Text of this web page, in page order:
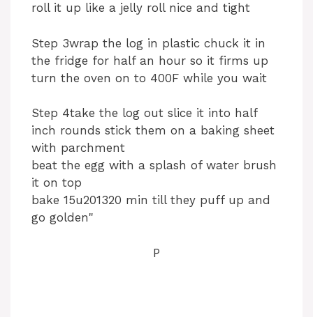
roll it up like a jelly roll nice and tight
Step 3wrap the log in plastic chuck it in
the fridge for half an hour so it firms up
turn the oven on to 400F while you wait
Step 4take the log out slice it into half
inch rounds stick them on a baking sheet
with parchment
beat the egg with a splash of water brush
it on top
bake 15u201320 min till they puff up and
go golden"
P